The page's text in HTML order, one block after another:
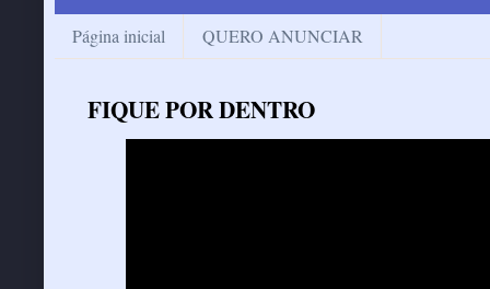
Página inicial QUERO ANUNCIAR
FIQUE POR DENTRO